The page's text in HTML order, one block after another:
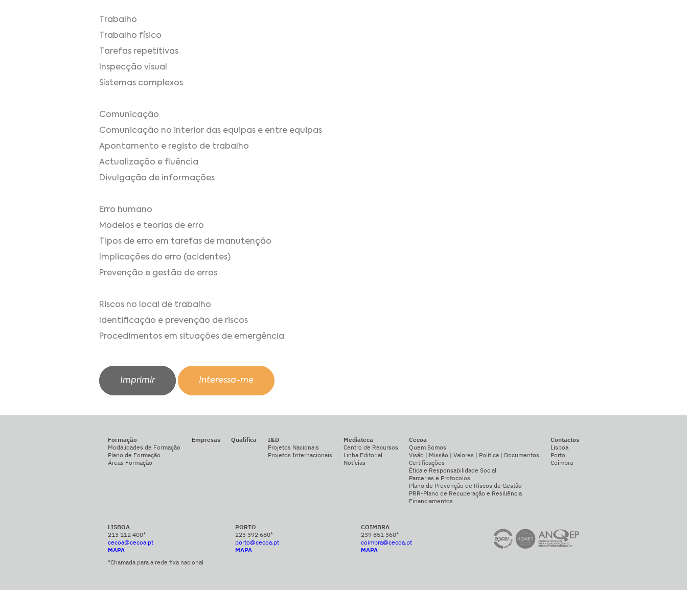
Trabalho
Trabalho físico
Tarefas repetitivas
Inspecção visual
Sistemas complexos
Comunicação
Comunicação no interior das equipas e entre equipas
Apontamento e registo de trabalho
Actualização e fluência
Divulgação de informações
Erro humano
Modelos e teorias de erro
Tipos de erro em tarefas de manutenção
Implicações do erro (acidentes)
Prevenção e gestão de erros
Riscos no local de trabalho
Identificação e prevenção de riscos
Procedimentos em situações de emergência
Imprimir Interessa-me
Formação
Modalidades de Formação
Plano de Formação
Áreas Formação
Empresas Qualifica
I&D
Projetos Nacionais
Projetos Internacionais
Mediateca
Centro de Recursos
Linha Editorial
Notícias
Cecoa
Quem Somos
Visão | Missão | Valores | Política | Documentos
Certificações
Ética e Responsabilidade Social
Parcerias e Protocolos
Plano de Prevenção de Riscos de Gestão
PRR-Plano de Recuperação e Resiliência
Financiamentos
Contactos
Lisboa
Porto
Coimbra
LISBOA
213 112 400*
cecoa@cecoa.pt
MAPA
PORTO
223 392 680*
porto@cecoa.pt
MAPA
COIMBRA
239 851 360*
coimbra@cecoa.pt
MAPA
*Chamada para a rede fixa nacional